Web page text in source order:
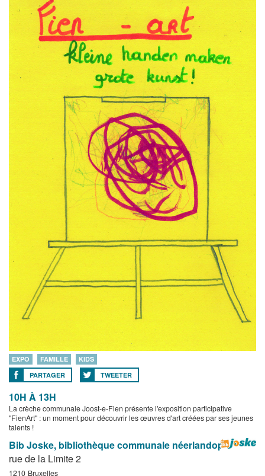
EXPO FAMILLE
KIDS
PARTAGER
TWEETER
10H À 13H
La crèche communale Joost-e-Fien présente l'exposition participative
"FienArt" : un moment pour découvrir les œuvres d'art créées par ses jeunes
talents !
Bib Joske, bibliothèque communale néerlandophone
rue de la Limite 2
1210 Bruxelles